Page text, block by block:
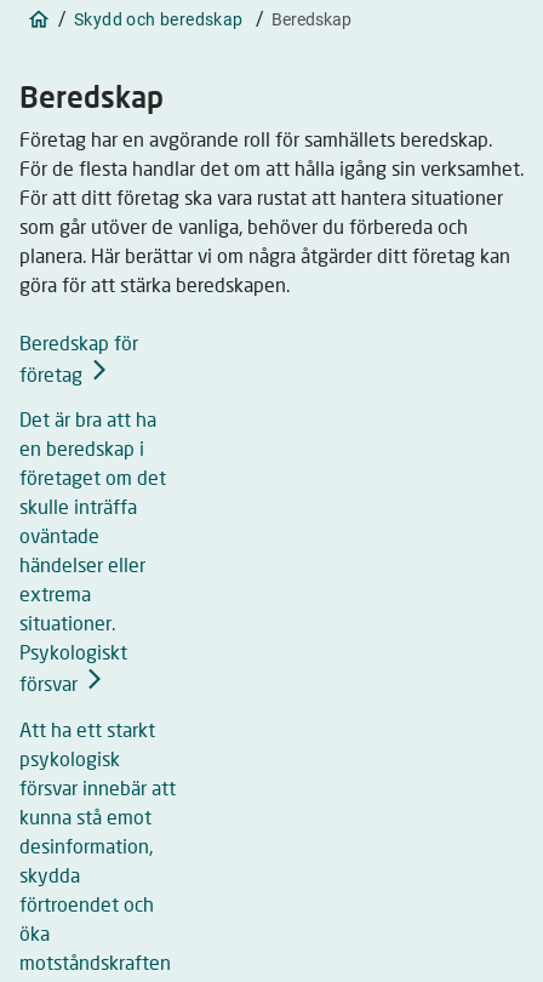
/ Skydd och beredskap / Beredskap
Beredskap
Företag har en avgörande roll för samhällets beredskap.
För de flesta handlar det om att hålla igång sin verksamhet.
För att ditt företag ska vara rustat att hantera situationer
som går utöver de vanliga, behöver du förbereda och
planera. Här berättar vi om några åtgärder ditt företag kan
göra för att stärka beredskapen.
Beredskap för
företag
Det är bra att ha
en beredskap i
företaget om det
skulle inträffa
oväntade
händelser eller
extrema
situationer.
Psykologiskt
försvar
Att ha ett starkt
psykologisk
försvar innebär att
kunna stå emot
desinformation,
skydda
förtroendet och
öka
motståndskraften